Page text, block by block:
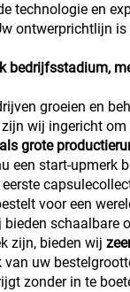
technologie en
ontwerprichtlijn is
bedrijfsstadium,
groeien en
wij ingericht om
als grote
een start-upmerk
voor een
schaalbare
zijn, bieden wij
uw
zonder in te